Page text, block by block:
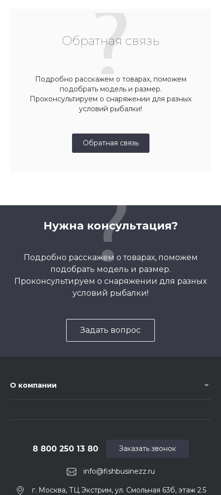
Обратная связь
Подробно расскажем о товарах, поможем
подобрать модель и размер.
Проконсультируем о снаряжении для разных
условий рыбалки!
Обратная связь
Нужна консультация?
Подробно расскажем о товарах, поможем
подобрать модель и размер.
Проконсультируем о снаряжении для разных
условий рыбалки!
Задать вопрос
О компании
info@fishbusinezz.ru
8 800 250 13 80
г. Москва, ТЦ Экстрим, ул. Смольная 63б, этаж 2.5
Заказать звонок